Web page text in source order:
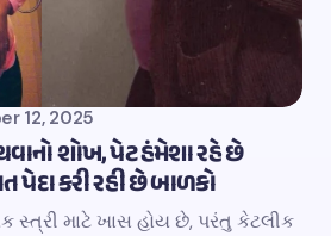
12, 2025
શોખ, પેટ હંમેશા રહે છે
પેદા કરી રહી છે બાળકો
સ્ત્રી માટે ખાસ હોય છે, પરંતુ કેટલીક